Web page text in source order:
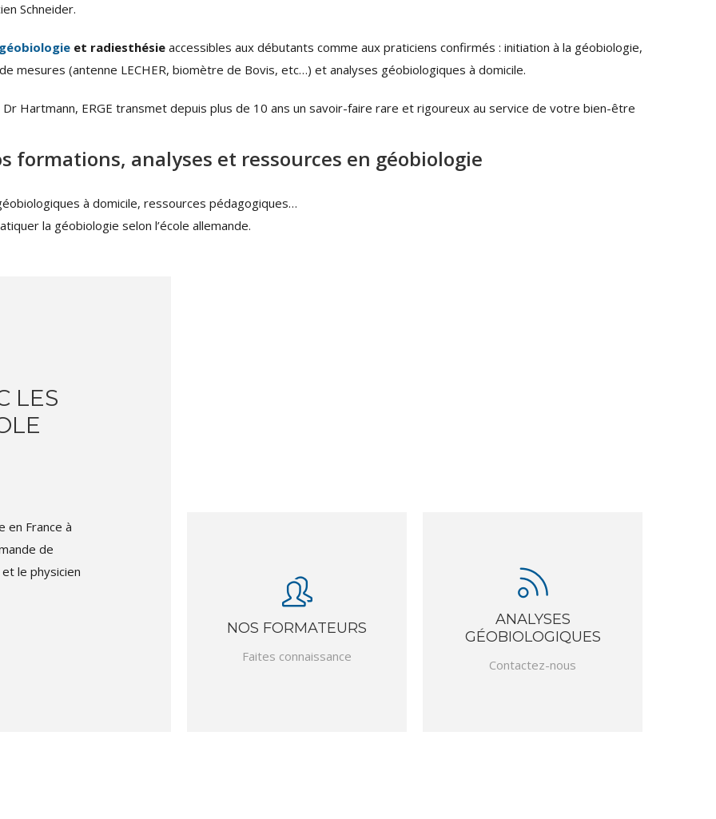
Schneider.
et radiesthésie accessibles aux débutants comme aux praticiens confirmés : initiation à la géobiologie,
mesures (antenne LECHER, biomètre de Bovis, etc…) et analyses géobiologiques à domicile.
Hartmann, ERGE transmet depuis plus de 10 ans un savoir-faire rare et rigoureux au service de votre bien-être
formations, analyses et ressources en géobiologie
à domicile, ressources pédagogiques…
la géobiologie selon l’école allemande.
LES
en France à
de
le physicien
NOS FORMATEURS
Faites connaissance
ANALYSES
GÉOBIOLOGIQUES
Contactez-nous